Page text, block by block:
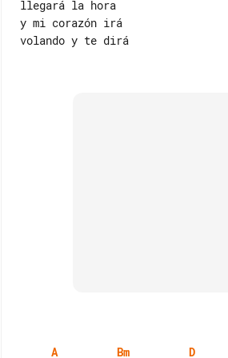
llegará la hora
y mi corazón irá
volando y te dirá
A Bm D